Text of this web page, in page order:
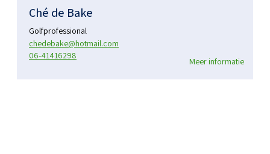
Ché de Bake
Golfprofessional
chedebake@hotmail.com
06-41416298
Meer informatie